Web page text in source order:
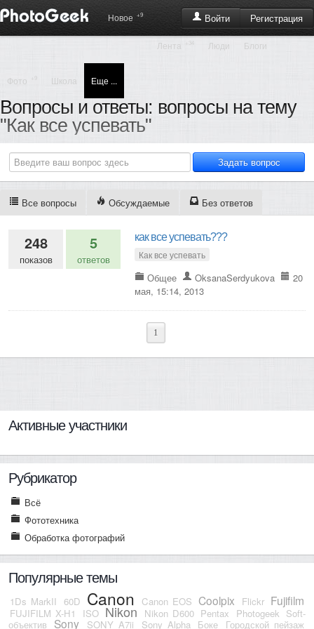
Войти Регистрация
Новое +9
Лента Люди Блоги
Фото +9 Школа Еще ...
Вопросы и ответы: вопросы на тему
"Как все успевать"
Все вопросы Обсуждаемые Без ответов
248
показов
5
ответов
как все успевать???
Как все успевать
Общее OksanaSerdyukova
20
мая, 15:14, 2013
1
Активные участники
Рубрикатор
Всё
Фототехника
Обработка фотографий
Популярные темы
1Ds MarkII 60D Canon Canon EOS Coolpix Flickr Fujifilm
FUJIFILM X-H1 ISO Nikon Nikon D600 Pentax Photogeek Soft-
объектив
Sony SONY A7ii Sony Alpha Боке Городской пейзаж